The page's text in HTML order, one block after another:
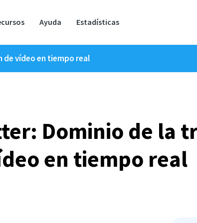
Ayuda Estadísticas
de vídeo en tiempo real
Dominio de la
en tiempo real